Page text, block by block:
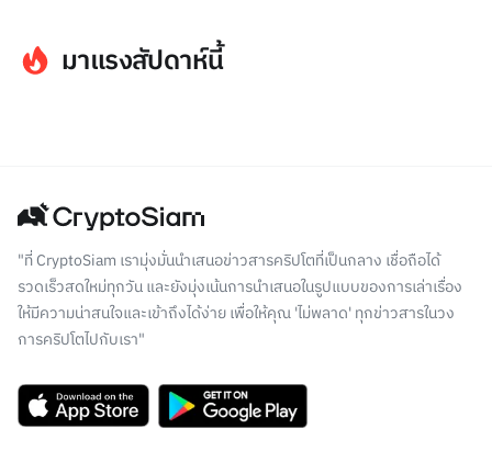
มาแรงสัปดาห์นี้
"ที่ CryptoSiam เรามุ่งมั่นนำเสนอข่าวสารคริปโตที่เป็นกลาง เชื่อถือได้
รวดเร็วสดใหม่ทุกวัน และยังมุ่งเน้นการนำเสนอในรูปแบบของการเล่าเรื่อง
ให้มีความน่าสนใจและเข้าถึงได้ง่าย เพื่อให้คุณ 'ไม่พลาด' ทุกข่าวสารในวง
การคริปโตไปกับเรา"